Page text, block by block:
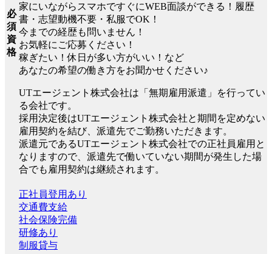
必
須
資
格
家にいながらスマホですぐにWEB面談ができる！履歴
書・志望動機不要・私服でOK！
今までの経歴も問いません！
お気軽にご応募ください！
稼ぎたい！休日が多い方がいい！など
あなたの希望の働き方をお聞かせください♪
UTエージェント株式会社は「無期雇用派遣」を行ってい
る会社です。
採用決定後はUTエージェント株式会社と期間を定めない
雇用契約を結び、派遣先でご勤務いただきます。
派遣元であるUTエージェント株式会社での正社員雇用と
なりますので、派遣先で働いていない期間が発生した場
合でも雇用契約は継続されます。
正社員登用あり
交通費支給
社会保険完備
研修あり
制服貸与